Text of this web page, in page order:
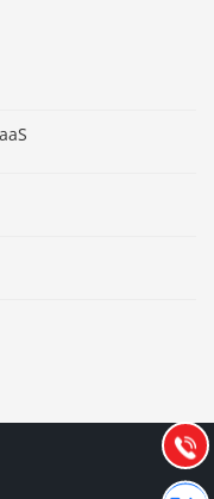
Gọi
(028) 22.166.144